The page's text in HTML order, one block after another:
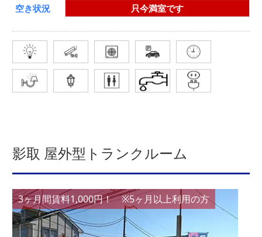
空き状況 只今満室です
影取 屋外型トランクルーム
3ヶ月間賃料1,000円！ ※5ヶ月以上利用の方